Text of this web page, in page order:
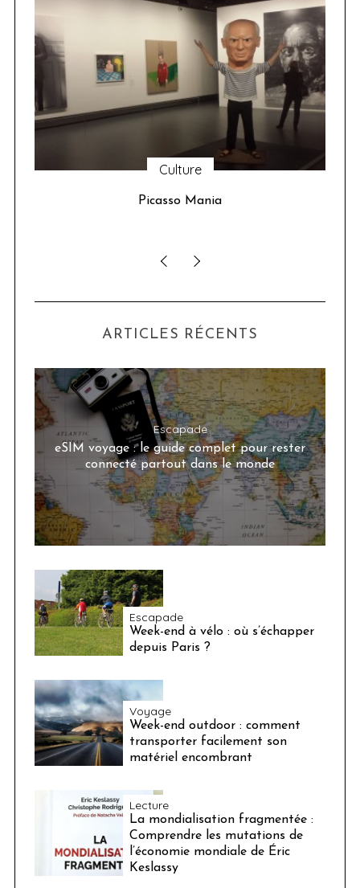
Culture
Picasso Mania
ARTICLES RÉCENTS
Escapade
eSIM voyage : le guide complet pour rester
connecté partout dans le monde
Escapade
Week-end à vélo : où s’échapper
depuis Paris ?
Voyage
Week-end outdoor : comment
transporter facilement son
matériel encombrant
Lecture
La mondialisation fragmentée :
Comprendre les mutations de
l’économie mondiale de Éric
Keslassy